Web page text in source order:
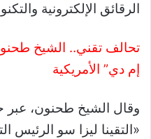
الرقائق الإلكترونية
تحالف تقني.. الشيخ
إم دي” الأمريكية
وقال الشيخ طحنون،
«التقينا ليزا سو الرئيس